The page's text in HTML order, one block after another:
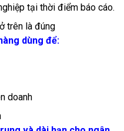
tại thời điểm báo cáo.
trên là đúng
dùng để:
doanh